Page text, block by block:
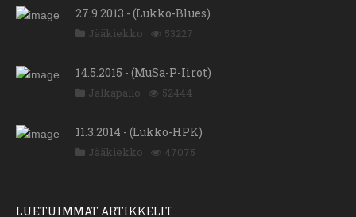
27.9.2013 - (Lukko-Blues)
Jääkiekko 53227
14.5.2015 - (MuSa-P-Iirot)
Jalkapallo 52444
11.3.2014 - (Lukko-HPK)
Jääkiekko 47075
LUETUIMMAT ARTIKKELIT